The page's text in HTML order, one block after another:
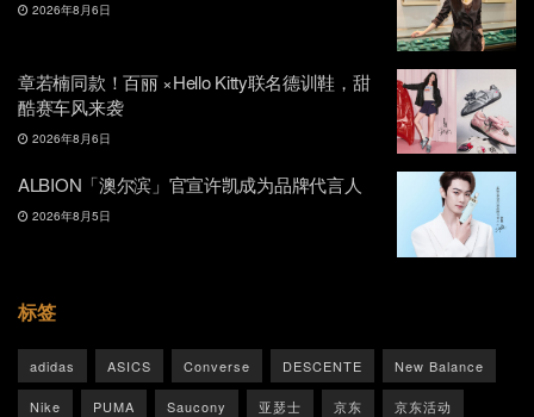
2026年8月6日
章若楠同款！百丽 ×Hello Kitty联名德训鞋，甜
酷赛车风来袭
2026年8月6日
ALBION「澳尔滨」官宣许凯成为品牌代言人
2026年8月5日
标签
adidas ASICS Converse DESCENTE New Balance
Nike PUMA Saucony 亚瑟士 京东 京东活动